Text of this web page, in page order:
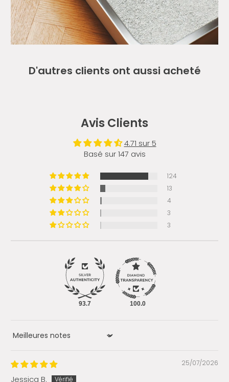
D'autres clients ont aussi acheté
Avis Clients
4.71 sur 5
Basé sur 147 avis
124
13
4
3
3
93.7 100.0
Sort by
25/07/2026
Jessica B.